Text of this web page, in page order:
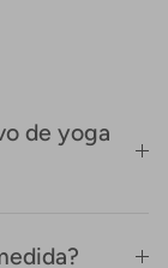
de yoga